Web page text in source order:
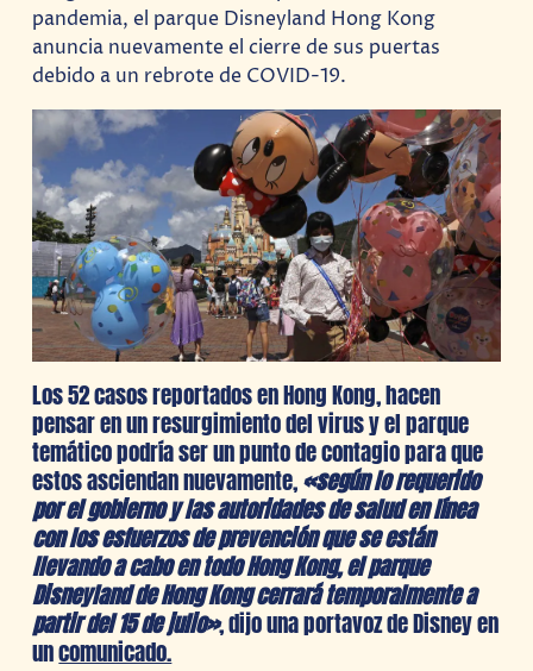
pandemia, el parque Disneyland Hong Kong
anuncia nuevamente el cierre de sus puertas
debido a un rebrote de COVID-19.
Los 52 casos reportados en Hong Kong, hacen
pensar en un resurgimiento del virus y el parque
temático podría ser un punto de contagio para que
estos asciendan nuevamente,«según lo requerido
por el gobierno y las autoridades de salud en línea
con los esfuerzos de prevención que se están
llevando a cabo en todo Hong Kong, el parque
Disneyland de Hong Kong cerrará temporalmente a
partir del 15 de julio», dijo una portavoz de Disney en
uncomunicado.